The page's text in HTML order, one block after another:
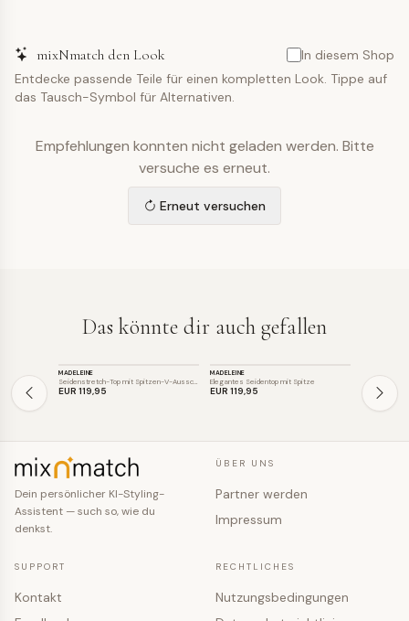
mixNmatch den Look
In diesem Shop
Entdecke passende Teile für einen kompletten Look. Tippe auf
das Tausch-Symbol für Alternativen.
Empfehlungen konnten nicht geladen werden. Bitte
versuche es erneut.
Erneut versuchen
Das könnte dir auch gefallen
MADELEINE
Seidenstretch-Top mit Spitzen-V-Ausschn…
EUR 119,95
MADELEINE
Elegantes Seidentop mit Spitze
EUR 119,95 EUR 129
Dein persönlicher KI-Styling-
Assistent — such so, wie du
denkst.
ÜBER UNS
Partner werden
Impressum
SUPPORT
Kontakt
RECHTLICHES
Nutzungsbedingungen